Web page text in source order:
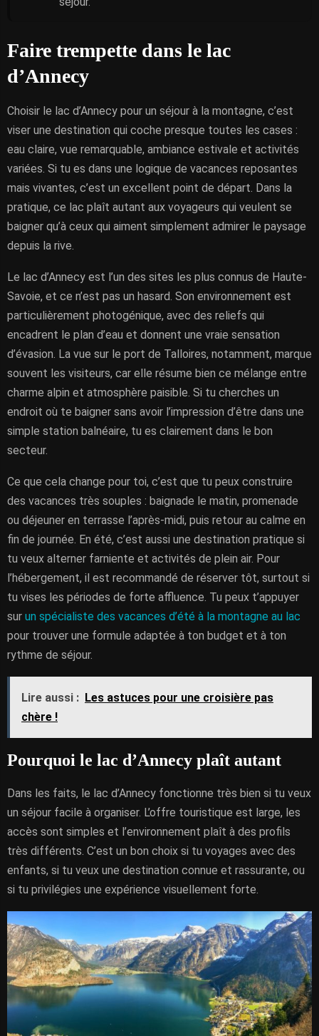
Faire trempette dans le lac
d’Annecy
Choisir le lac d’Annecy pour un séjour à la montagne, c’est
viser une destination qui coche presque toutes les cases :
eau claire, vue remarquable, ambiance estivale et activités
variées. Si tu es dans une logique de vacances reposantes
mais vivantes, c’est un excellent point de départ. Dans la
pratique, ce lac plaît autant aux voyageurs qui veulent se
baigner qu’à ceux qui aiment simplement admirer le paysage
depuis la rive.
Le lac d’Annecy est l’un des sites les plus connus de Haute-
Savoie, et ce n’est pas un hasard. Son environnement est
particulièrement photogénique, avec des reliefs qui
encadrent le plan d’eau et donnent une vraie sensation
d’évasion. La vue sur le port de Talloires, notamment, marque
souvent les visiteurs, car elle résume bien ce mélange entre
charme alpin et atmosphère paisible. Si tu cherches un
endroit où te baigner sans avoir l’impression d’être dans une
simple station balnéaire, tu es clairement dans le bon
secteur.
Ce que cela change pour toi, c’est que tu peux construire
des vacances très souples : baignade le matin, promenade
ou déjeuner en terrasse l’après-midi, puis retour au calme en
fin de journée. En été, c’est aussi une destination pratique si
tu veux alterner farniente et activités de plein air. Pour
l’hébergement, il est recommandé de réserver tôt, surtout si
tu vises les périodes de forte affluence. Tu peux t’appuyer
sur un spécialiste des vacances d’été à la montagne au lac
pour trouver une formule adaptée à ton budget et à ton
rythme de séjour.
Lire aussi : Les astuces pour une croisière pas
chère !
Pourquoi le lac d’Annecy plaît autant
Dans les faits, le lac d’Annecy fonctionne très bien si tu veux
un séjour facile à organiser. L’offre touristique est large, les
accès sont simples et l’environnement plaît à des profils
très différents. C’est un bon choix si tu voyages avec des
enfants, si tu veux une destination connue et rassurante, ou
si tu privilégies une expérience visuellement forte.